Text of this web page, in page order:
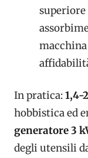
In pratica:1,4-
hobbistica ed
generatore 3
degli utensili